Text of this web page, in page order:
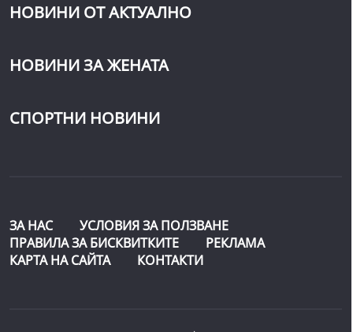
НОВИНИ ОТ АКТУАЛНО
НОВИНИ ЗА ЖЕНАТА
СПОРТНИ НОВИНИ
ЗА НАС
УСЛОВИЯ ЗА ПОЛЗВАНЕ
ПРАВИЛА ЗА БИСКВИТКИТЕ
РЕКЛАМА
КАРТА НА САЙТА
КОНТАКТИ